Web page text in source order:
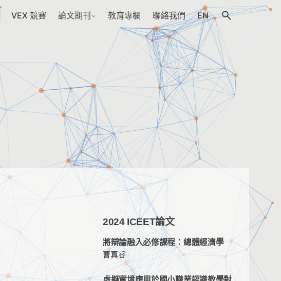
VEX 競賽 論文期刊 教育專欄 聯絡我們 EN
2024 ICEET論文
將辯論融入必修課程：總體經濟學
曹真睿